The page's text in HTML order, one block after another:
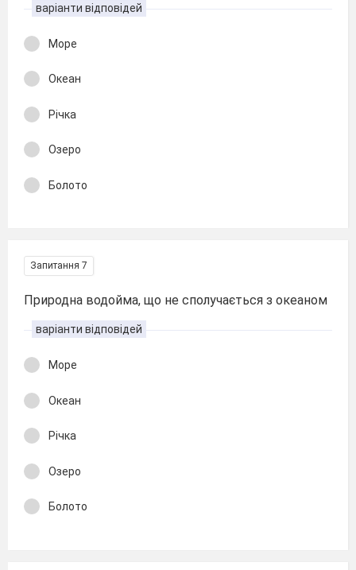
варіанти відповідей
Море
Океан
Річка
Озеро
Болото
Запитання 7
Природна водойма, що не сполучається з океаном
варіанти відповідей
Море
Океан
Річка
Озеро
Болото